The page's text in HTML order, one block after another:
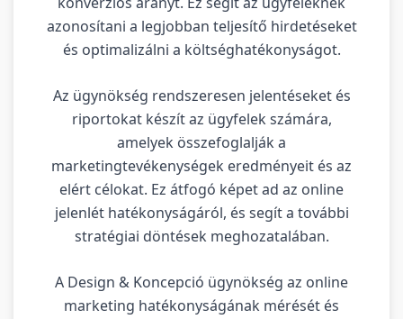
azonosítani a legjobban teljesítő hirdetéseket
és optimalizálni a költséghatékonyságot.
Az ügynökség rendszeresen jelentéseket és
riportokat készít az ügyfelek számára,
amelyek összefoglalják a
marketingtevékenységek eredményeit és az
elért célokat. Ez átfogó képet ad az online
jelenlét hatékonyságáról, és segít a további
stratégiai döntések meghozatalában.
A Design & Koncepció ügynökség az online
marketing hatékonyságának mérését és